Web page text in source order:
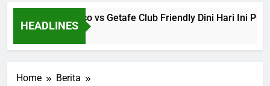
HEADLINES
Monaco vs Getafe Club Friendly Dini Hari Ini Pukul
Home
Berita